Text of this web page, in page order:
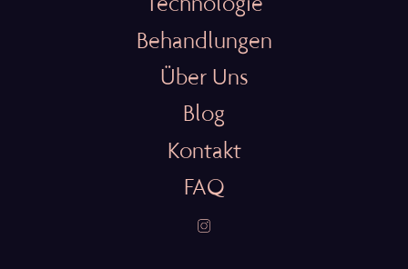
Behandlungen
Über Uns
Blog
Kontakt
FAQ